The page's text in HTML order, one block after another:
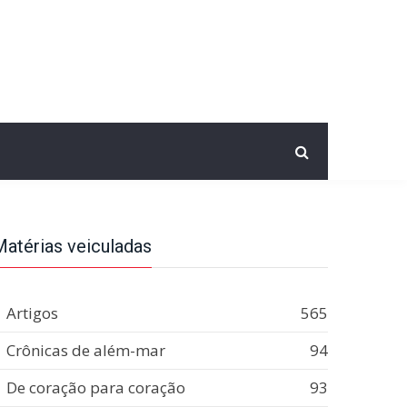
veiculadas
Artigos
565
Crônicas de além-mar
94
De coração para coração
93